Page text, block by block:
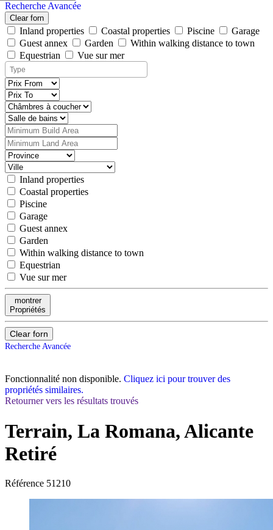
Recherche Avancée
Clear forn
Inland properties Coastal properties Piscine
Garage
Guest annex
Garden
Within walking distance to town
Equestrian
Vue sur mer
Inland properties
Coastal properties
Piscine
Garage
Guest annex
Garden
Within walking distance to town
Equestrian
Vue sur mer
montrer
Propriétés
Clear forn
Recherche Avancée
Fonctionnalité non disponible. Cliquez ici pour trouver des
propriétés similaires.
Retourner vers les résultats trouvés
Terrain, La Romana, Alicante
Retiré
Référence 51210